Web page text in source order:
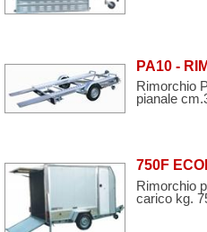
PA10 -
Rimorchio
pianale
750F
Rimorchio
carico kg.